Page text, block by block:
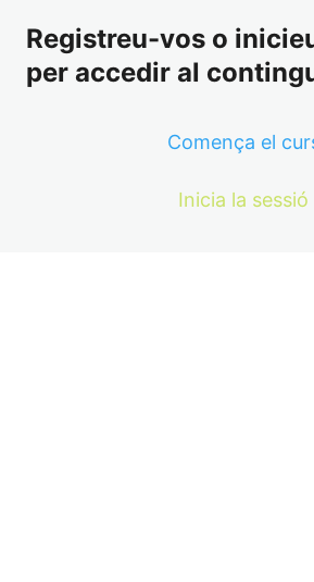
Registreu-vos o
per accedir al
Comença el
Inicia la sessió